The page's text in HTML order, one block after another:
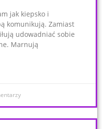
jak kiepsko i
komunikują. Zamiast
udowadniać sobie
Marnują